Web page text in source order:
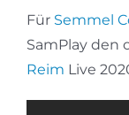
Für Semmel
SamPlay den
Reim Live